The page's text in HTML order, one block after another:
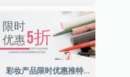
彩妆产品限时优惠推特帖子